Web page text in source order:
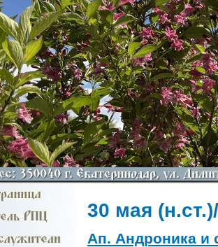
30 мая
Ап. Андроника и